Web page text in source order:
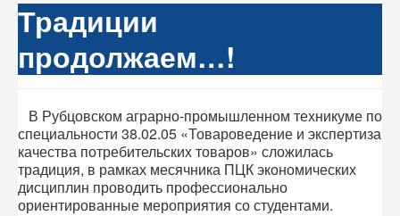
Традиции
продолжаем…!
В Рубцовском аграрно-промышленном техникуме по
специальности 38.02.05 «Товароведение и экспертиза
качества потребительских товаров» сложилась
традиция, в рамках месячника ПЦК экономических
дисциплин проводить профессионально
ориентированные мероприятия со студентами.